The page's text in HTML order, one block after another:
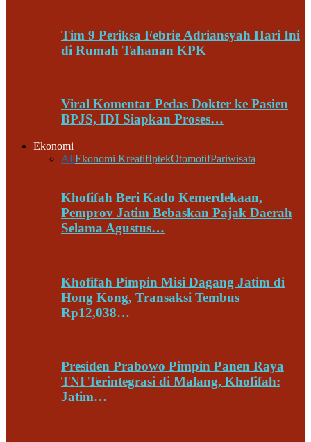
Tim 9 Periksa Febrie Adriansyah Hari Ini
di Rumah Tahanan KPK
Viral Komentar Pedas Dokter ke Pasien
BPJS, IDI Siapkan Proses…
Ekonomi
AllEkonomi KreatifIptekOtomotifPariwisata
Khofifah Beri Kado Kemerdekaan,
Pemprov Jatim Bebaskan Pajak Daerah
Selama Agustus…
Khofifah Pimpin Misi Dagang Jatim di
Hong Kong, Transaksi Tembus
Rp12,038…
Presiden Prabowo Pimpin Panen Raya
TNI Terintegrasi di Malang, Khofifah:
Jatim…